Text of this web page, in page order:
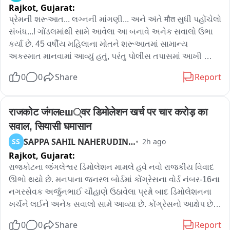
Rajkot, Gujarat:
પ્રેમની શરૂઆત... લગ્નની માંગણી... અને અંતે मौत સુધી પહોંચેલો
સંબંધ...! ગોંડલમાંથી સામે આવેલા આ બનાવે અનેક સવાલો ઉભા
કર્યા છે. 45 વર્ષીય મહિલાના મોતને શરૂઆતમાં સામાન્ય
અકસ્માત માનવામાં આવ્યું હતું, પરંતુ પોલીસ તપાસમાં આખી
મહિલાનો 25 વર્ષીય યુવક સાથે પ્રેમ સંબંધ હતો અને તે સતત
કન્ટાલી યુવકે મહિલાને રેલવે ટ્રેક પાસે લઈ જઈ ચાલતી ટ્રેનની
સામે દઝકો મારી موتને ઘાટ ઉતારી દીધી. રેલવે પોલીસની sgrહન
તપાસ બાદ સમગ્ર મામલો અકસ્માતમાંથી હત્યામાં ફેરવાયો છે.
પોલીસે આોઘી પ્રેમીની ધરપકડ કરીને વધુ પૂછપરછ હાથ ધરી છે
અને ઘટનાની તમામ કડીઓની તપાસ ચાલી રહી છે.
0 0 Share Report
राजकोट जंगलеш्वर डिमोलेशन खर्च पर चार करोड़ का
सवाल, सियासी घमासान
SS SAPPA SAHIL NAHERUDINBHAI 2h ago
Rajkot, Gujarat:
રાજકોટના જંગલેશ્વર ડિમોલેશન મામલે હવે નવો રાજકીય વિવાદ
ઊભો થયો છે. મનપાના જનરલ બોર્ડમાં કોંગ્રેસના વોર્ડ નંબર-16ના
નગરસેવક અર્જુનભાઈ ચૌહાણે ઉઠાવેલા પ્રશ્નો બાદ ડિમોલેશનના
ખર્ચને લઈને અનેક સવાલો સામે આવ્યા છે. કોંગ્રેસનો આક્ષેપ છે કે
0 0 Share Report